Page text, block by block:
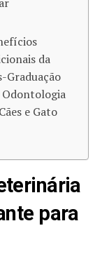
da
Graduação
Odontologia
e Gato
para